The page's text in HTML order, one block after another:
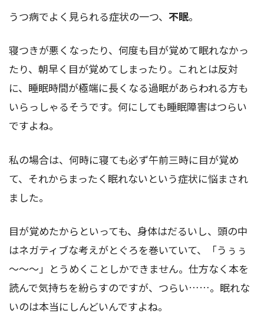
うつ病でよく見られる症状の一つ、 不眠。
寝つきが悪くなったり、何度も目が覚めて眠れなかっ
たり、朝早く目が覚めてしまったり。これとは反対
に、睡眠時間が極端に長くなる過眠があらわれる方も
いらっしゃるそうです。何にしても睡眠障害はつらい
ですよね。
私の場合は、何時に寝ても必ず午前三時に目が覚め
て、それからまったく眠れないという症状に悩まされ
ました。
目が覚めたからといっても、身体はだるいし、頭の中
はネガティブな考えがとぐろを巻いていて、「うぅぅ
～～～」とうめくことしかできません。仕方なく本を
読んで気持ちを紛らすのですが、つらい……。眠れな
いのは本当にしんどいんですよね。